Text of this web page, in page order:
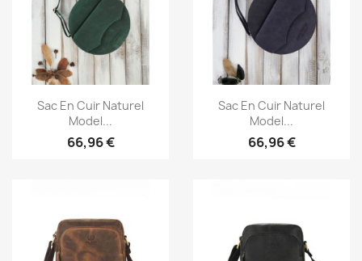
Aperçu rapide
Sac En Cuir Naturel
Model...
66,96 €
Aperçu rapide
Sac En Cuir Naturel
Model...
66,96 €